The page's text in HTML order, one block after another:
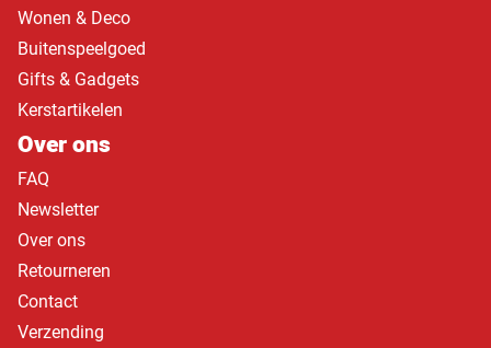
Wonen & Deco
Buitenspeelgoed
Gifts & Gadgets
Kerstartikelen
Over ons
FAQ
Newsletter
Over ons
Retourneren
Contact
Verzending